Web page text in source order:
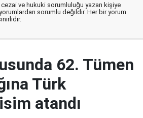
cezai ve hukuki sorumluluğu yazan kişiye
sorumlu değildir. Her bir yorum
62. Tümen
Türk
atandı